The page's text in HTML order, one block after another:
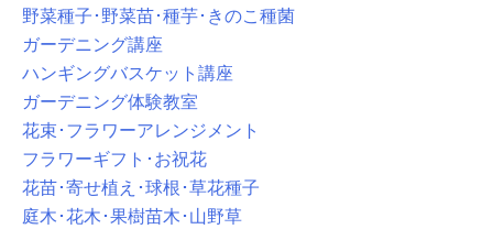
野菜種子･野菜苗･種芋･きのこ種菌
ガーデニング講座
ハンギングバスケット講座
ガーデニング体験教室
花束･フラワーアレンジメント
フラワーギフト･お祝花
花苗･寄せ植え･球根･草花種子
庭木･花木･果樹苗木･山野草